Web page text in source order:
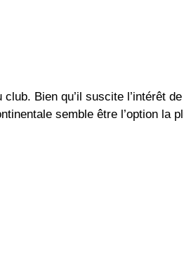
Bien qu’il suscite l’intérêt
semble être l’option la